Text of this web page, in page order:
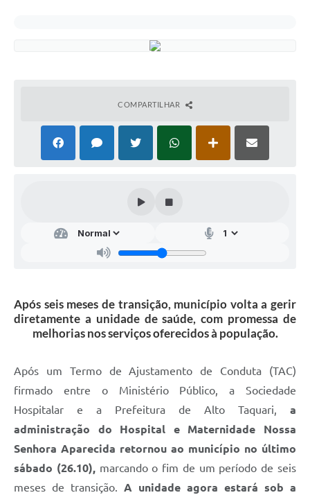
COMPARTILHAR
Após seis meses de transição, município volta a gerir
diretamente a unidade de saúde, com promessa de
melhorias nos serviços oferecidos à população.
Após um Termo de Ajustamento de Conduta (TAC)
firmado entre o Ministério Público, a Sociedade
Hospitalar e a Prefeitura de Alto Taquari, a
administração do Hospital e Maternidade Nossa
Senhora Aparecida retornou ao município no último
sábado (26.10),marcando o fim de um período de seis
meses de transição. A unidade agora estará sob a